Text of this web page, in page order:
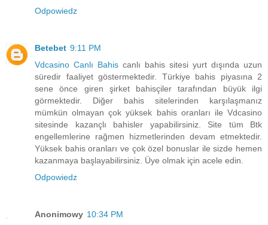
Odpowiedz
Betebet 9:11 PM
Vdcasino Canlı Bahis canlı bahis sitesi yurt dışında uzun
süredir faaliyet göstermektedir. Türkiye bahis piyasına 2
sene önce giren şirket bahisçiler tarafından büyük ilgi
görmektedir. Diğer bahis sitelerinden karşılaşmanız
mümkün olmayan çok yüksek bahis oranları ile Vdcasino
sitesinde kazançlı bahisler yapabilirsiniz. Site tüm Btk
engellemlerine rağmen hizmetlerinden devam etmektedir.
Yüksek bahis oranları ve çok özel bonuslar ile sizde hemen
kazanmaya başlayabilirsiniz. Üye olmak için acele edin.
Odpowiedz
Anonimowy 10:34 PM